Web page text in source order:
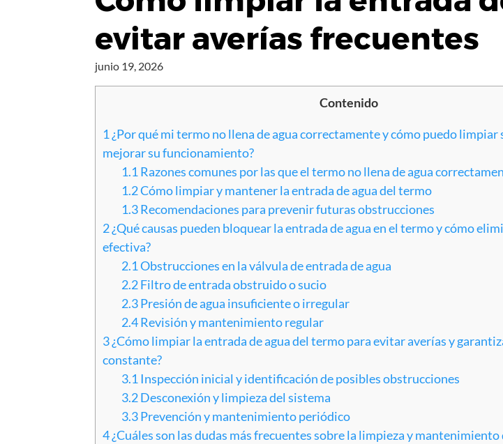
evitar averías frecuentes
junio 19, 2026
Contenido
1 ¿Por qué mi termo no llena de agua correctamente y cómo puedo limpiar
mejorar su funcionamiento?
1.1 Razones comunes por las que el termo no llena de agua
1.2Cómo limpiar y mantener la entrada de agua del termo
1.3Recomendaciones para prevenir futuras obstrucciones
2¿Qué causas pueden bloquear la entrada de agua en el termo y cómo
efectiva?
2.1Obstrucciones en la válvula de entrada de agua
2.2Filtro de entrada obstruido o sucio
2.3Presión de agua insuficiente o irregular
2.4Revisión y mantenimiento regular
3¿Cómo limpiar la entrada de agua del termo para evitar averías y
constante?
3.1 Inspección inicial y identificación de posibles obstrucciones
3.2Desconexión y limpieza del sistema
3.3Prevención y mantenimiento periódico
4¿Cuáles son las dudas más frecuentes sobre la limpieza y mantenimiento